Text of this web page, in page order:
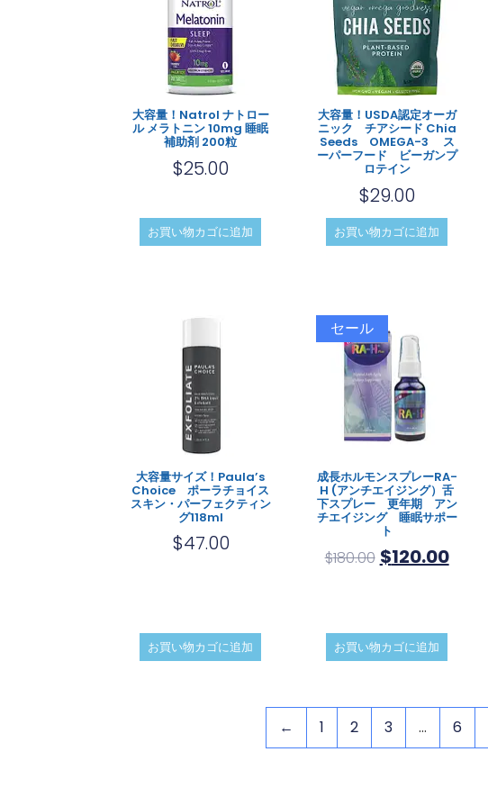
大容量！Natrol ナトロー
ル メラトニン 10mg 睡眠
補助剤 200粒
$25.00
お買い物カゴに追加
大容量！USDA認定オーガ
ニック チアシード Chia
Seeds OMEGA-3 ス
ーパーフード ビーガンプ
ロテイン
$29.00
お買い物カゴに追加
大容量サイズ！Paula’s
Choice ポーラチョイス
スキン・パーフェクティン
グ118ml
$47.00
お買い物カゴに追加
セール
成長ホルモンスプレーRA-
H (アンチエイジング）舌
下スプレー 更年期 アン
チエイジング 睡眠サポー
ト
$180.00 $120.00
お買い物カゴに追加
← 1 2 3 … 6